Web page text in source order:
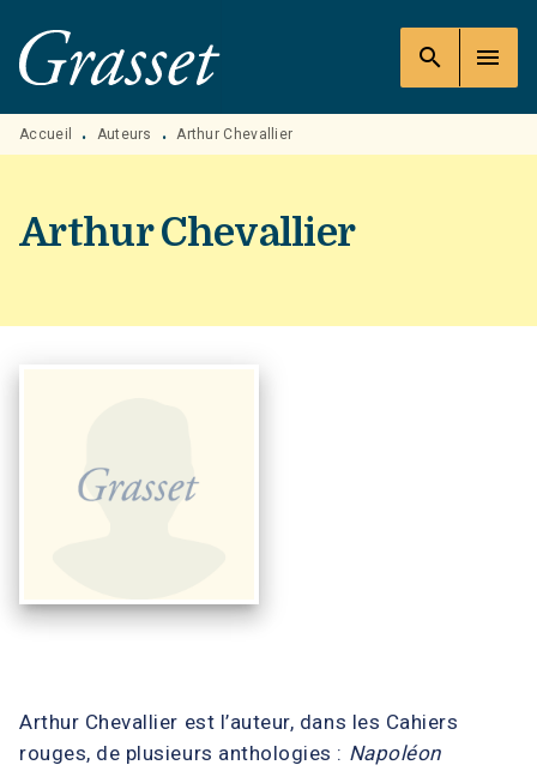
MENU RECHERCHE
PIED DE PAGE
search menu
Accueil • Auteurs • Arthur Chevallier
Arthur Chevallier
Arthur Chevallier est l’auteur, dans les Cahiers
rouges, de plusieurs anthologies : Napoléon